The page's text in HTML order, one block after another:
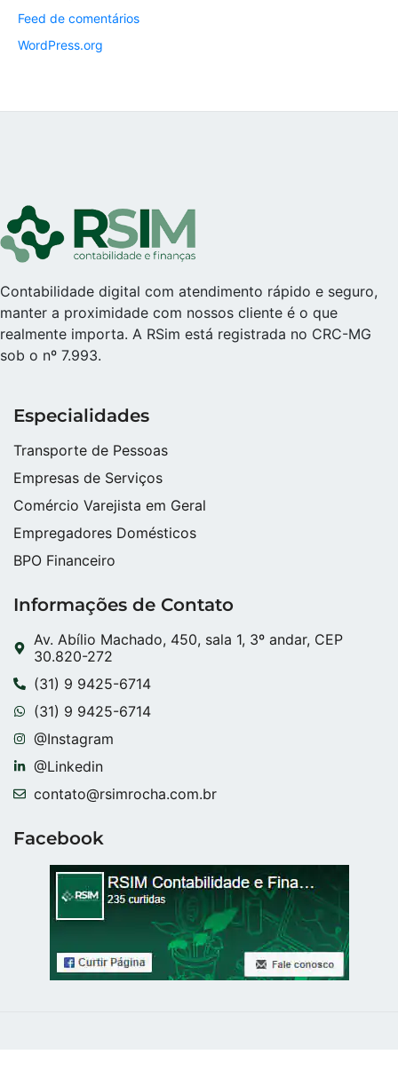
Feed de comentários
WordPress.org
Contabilidade digital com atendimento rápido e seguro,
manter a proximidade com nossos cliente é o que
realmente importa. A RSim está registrada no CRC-MG
sob o nº 7.993.
Especialidades
Transporte de Pessoas
Empresas de Serviços
Comércio Varejista em Geral
Empregadores Domésticos
BPO Financeiro
Informações de Contato
Av. Abílio Machado, 450, sala 1, 3º andar, CEP
30.820-272
(31) 9 9425-6714
(31) 9 9425-6714
@Instagram
@Linkedin
contato@rsimrocha.com.br
Facebook